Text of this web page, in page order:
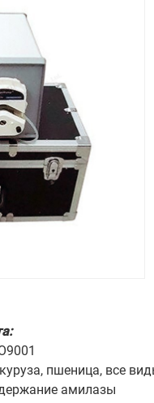
пшеница, все
амилазы